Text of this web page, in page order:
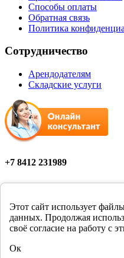
Этот сайт использует
данных. Продолжая
своё согласие на работу с
Ок
Способы оплаты
Обратная связь
Политика
Сотрудничество
Арендодателям
Складские услуги
+7 8412 231989
Мы в соцсетях
Цены в розничных
цен, указанных на сайте.